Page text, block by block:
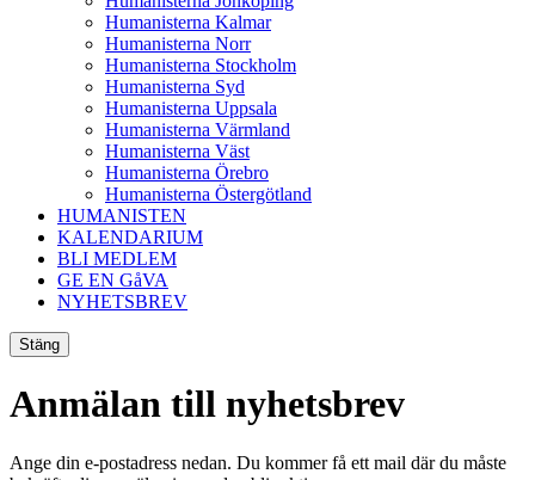
Humanisterna Kalmar
Humanisterna Norr
Humanisterna Stockholm
Humanisterna Syd
Humanisterna Uppsala
Humanisterna Värmland
Humanisterna Väst
Humanisterna Örebro
Humanisterna Östergötland
HUMANISTEN
KALENDARIUM
BLI MEDLEM
GE EN GåVA
NYHETSBREV
Stäng
Anmälan till nyhetsbrev
Ange din e-postadress nedan. Du kommer få ett mail där du måste